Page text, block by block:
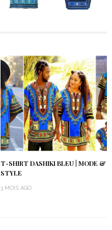
T-SHIRT DASHIKI BLEU | MODE &
STYLE
3 MOIS AGO